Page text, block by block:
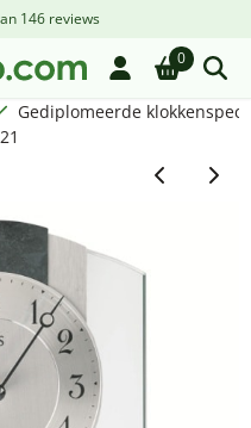
Kies instellingen of sta
146reviews
0
Gediplomeerde